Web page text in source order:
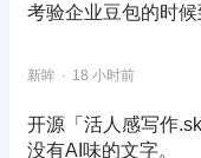
考验企业豆包的时候
新眸 18 小时前
开源「活人感写作
没有AI味的文字。